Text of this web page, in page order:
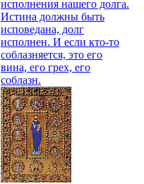
исполнения нашего долга.
Истина должны быть
исповедана, долг
исполнен. И если кто-то
соблазняется, это его
вина, его грех, его
соблазн.